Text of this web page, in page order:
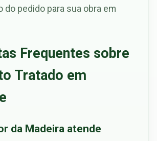
do pedido para sua obra em
Frequentes sobre
Tratado em
da Madeira atende